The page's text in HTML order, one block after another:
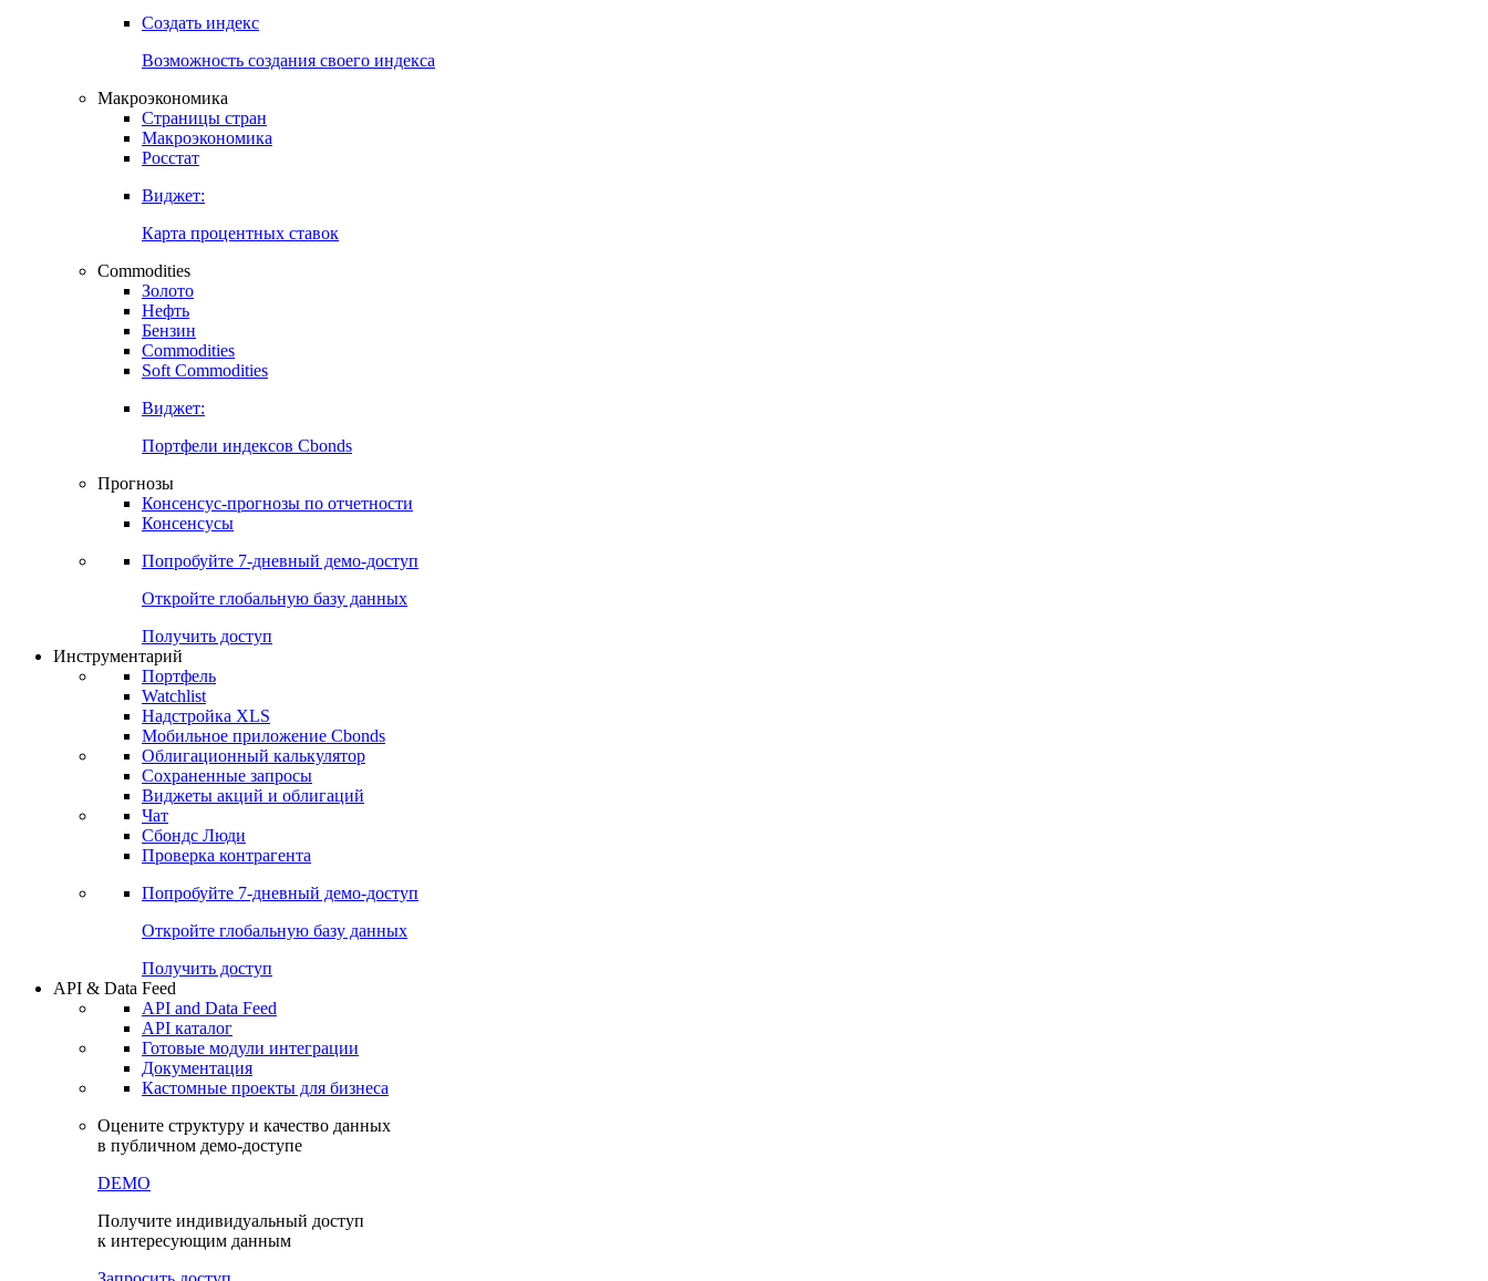
Создать индекс
Возможность создания своего индекса
Макроэкономика
Страницы стран
Макроэкономика
Росстат
Виджет:
Карта процентных ставок
Commodities
Золото
Нефть
Бензин
Commodities
Soft Commodities
Виджет:
Портфели индексов Cbonds
Прогнозы
Консенсус-прогнозы по отчетности
Консенсусы
Попробуйте 7-дневный демо-доступ
Откройте глобальную базу данных
Получить доступ
Инструментарий
Портфель
Watchlist
Надстройка XLS
Мобильное приложение Cbonds
Облигационный калькулятор
Сохраненные запросы
Виджеты акций и облигаций
Чат
Сбондс Люди
Проверка контрагента
Попробуйте 7-дневный демо-доступ
Откройте глобальную базу данных
Получить доступ
API & Data Feed
API and Data Feed
API каталог
Готовые модули интеграции
Документация
Кастомные проекты для бизнеса
Оцените структуру и качество данных
в публичном демо-доступе
DEMO
Получите индивидуальный доступ
к интересующим данным